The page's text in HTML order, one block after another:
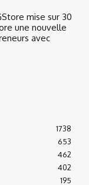
mise sur 30
une nouvelle
avec
1738
653
462
402
195